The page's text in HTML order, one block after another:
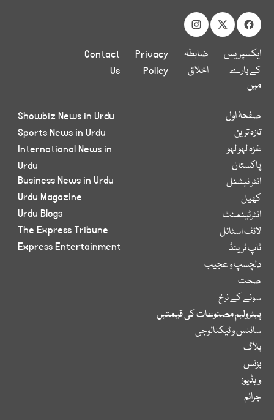
ایکسپریس
کے بارے
میں
ضابطہ
اخلاق
Privacy
Policy
Contact
Us
صفحۂ اول
تازہ ترین
غزہ لہو لہو
پاکستان
انٹر نیشنل
کھیل
انٹرٹینمنٹ
لائف اسٹائل
ٹاپ ٹرینڈ
دلچسپ و عجیب
صحت
سونے کے نرخ
پیٹرولیم مصنوعات کی قیمتیں
سائنس و ٹیکنالوجی
بلاگ
بزنس
ویڈیوز
جرائم
Showbiz News in Urdu
Sports News in Urdu
International News in
Urdu
Business News in Urdu
Urdu Magazine
Urdu Blogs
The Express Tribune
Express Entertainment